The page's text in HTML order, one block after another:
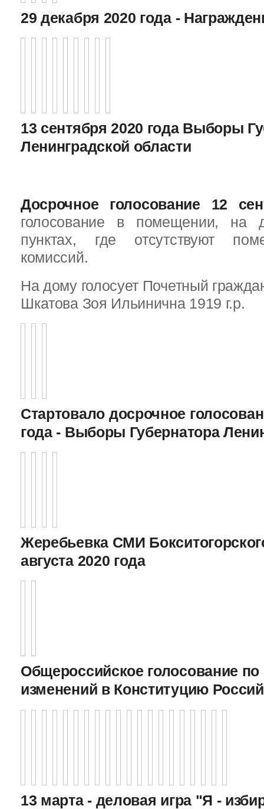
29 декабря 2020 года -
13 сентября 2020 года Выборы
Ленинградской области
Досрочное голосование 12
голосование в помещении, на
пунктах, где отсутствуют
комиссий.
На дому голосует Почетный
Шкатова Зоя Ильинична 1919 г.р.
Стартовало досрочное
года - Выборы Губернатора
Жеребьевка СМИ
августа 2020 года
Общероссийское голосование
изменений в Конституцию
13 марта - деловая игра "Я -